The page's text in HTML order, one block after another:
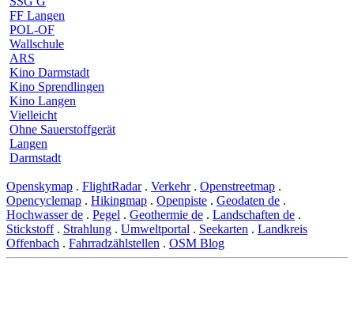
FF Langen
POL-OF
Wallschule
ARS
Kino Darmstadt
Kino Sprendlingen
Kino Langen
Vielleicht
Ohne Sauerstoffgerät
Langen
Darmstadt
Openskymap . FlightRadar. Verkehr. Openstreetmap .
Opencyclemap . Hikingmap . Openpiste . Geodaten de .
Hochwasser de . Pegel . Geothermie de . Landschaften de .
Stickstoff. Strahlung . Umweltportal . Seekarten . Landkreis
Offenbach . Fahrradzählstellen . OSM Blog